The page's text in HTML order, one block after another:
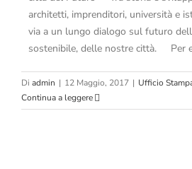
architetti, imprenditori, università e
via a un lungo dialogo sul futuro
sostenibile, delle nostre città. Per
Di admin | 12 Maggio, 2017 | Ufficio
Continua a leggere